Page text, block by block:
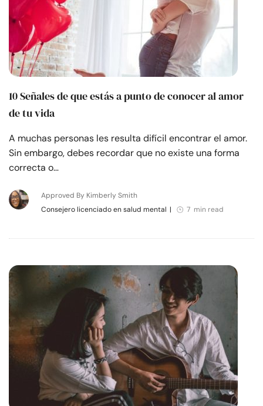
10 Señales de que estás a punto de conocer al amor
de tu vida
A muchas personas les resulta difícil encontrar el amor.
Sin embargo, debes recordar que no existe una forma
correcta o…
Approved By Kimberly Smith
Consejero licenciado en salud mental | 7 min read